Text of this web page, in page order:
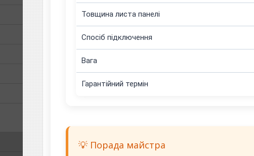
Товщина листа панелі
Спосіб підключення
Вага
Гарантійний термін
💡 Порада майстра